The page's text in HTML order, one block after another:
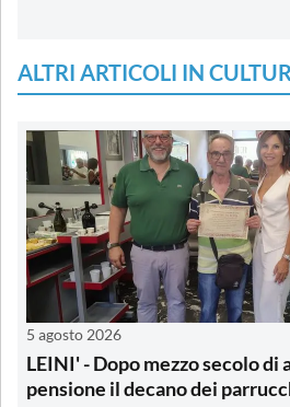
ALTRI ARTICOLI IN
5 agosto 2026
LEINI' - Dopo mezzo secolo
pensione il decano dei